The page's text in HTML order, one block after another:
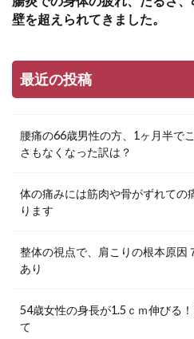
壁を超えられてきました。
最近の投稿
腰痛の66歳男性の方、1ヶ月半で
さもなくなった訳は？
体の痛みには筋肉や骨がずれての
ります
整体の視点で、肩こりの根本原因
あり
54歳女性の身長が1.5ｃｍ伸びる
て